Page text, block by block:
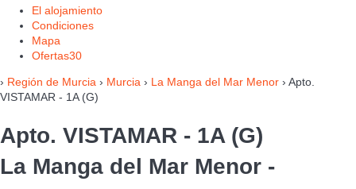
El alojamiento
Condiciones
Mapa
Ofertas30
› Región de Murcia › Murcia › La Manga del Mar Menor › Apto.
VISTAMAR - 1A (G)
Apto. VISTAMAR - 1A (G)
La Manga del Mar Menor -